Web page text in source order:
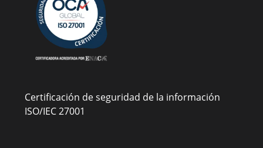
Certificación de seguridad de la información
ISO/IEC 27001